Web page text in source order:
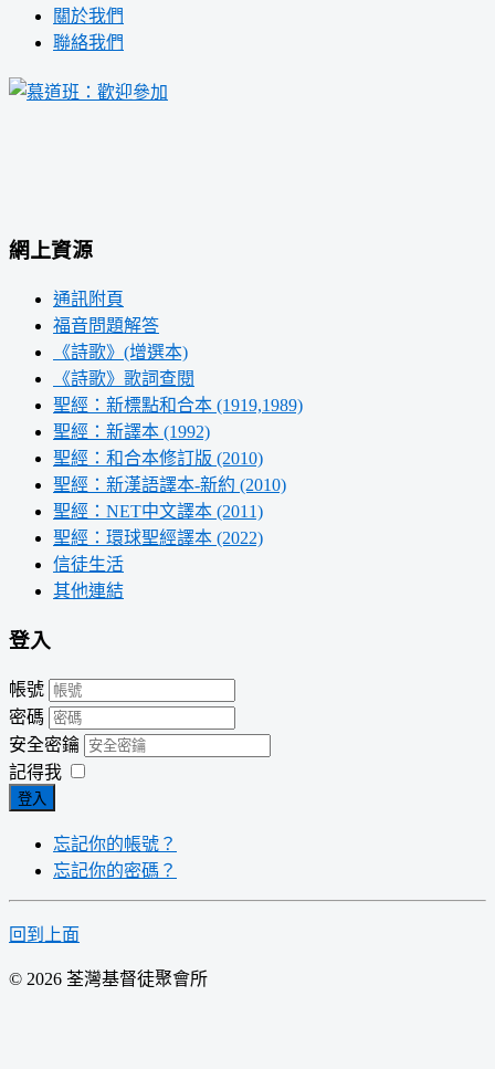
關於我們
聯絡我們
網上資源
通訊附頁
福音問題解答
《詩歌》(增選本)
《詩歌》歌詞查閱
聖經：新標點和合本 (1919,1989)
聖經：新譯本 (1992)
聖經：和合本修訂版 (2010)
聖經：新漢語譯本-新約 (2010)
聖經：NET中文譯本 (2011)
聖經：環球聖經譯本 (2022)
信徒生活
其他連結
登入
帳號
密碼
安全密鑰
記得我
登入
忘記你的帳號？
忘記你的密碼？
回到上面
© 2026 荃灣基督徒聚會所